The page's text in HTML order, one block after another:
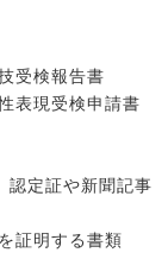
受検報告書
表現受検申請書
定証や新聞記事
する書類